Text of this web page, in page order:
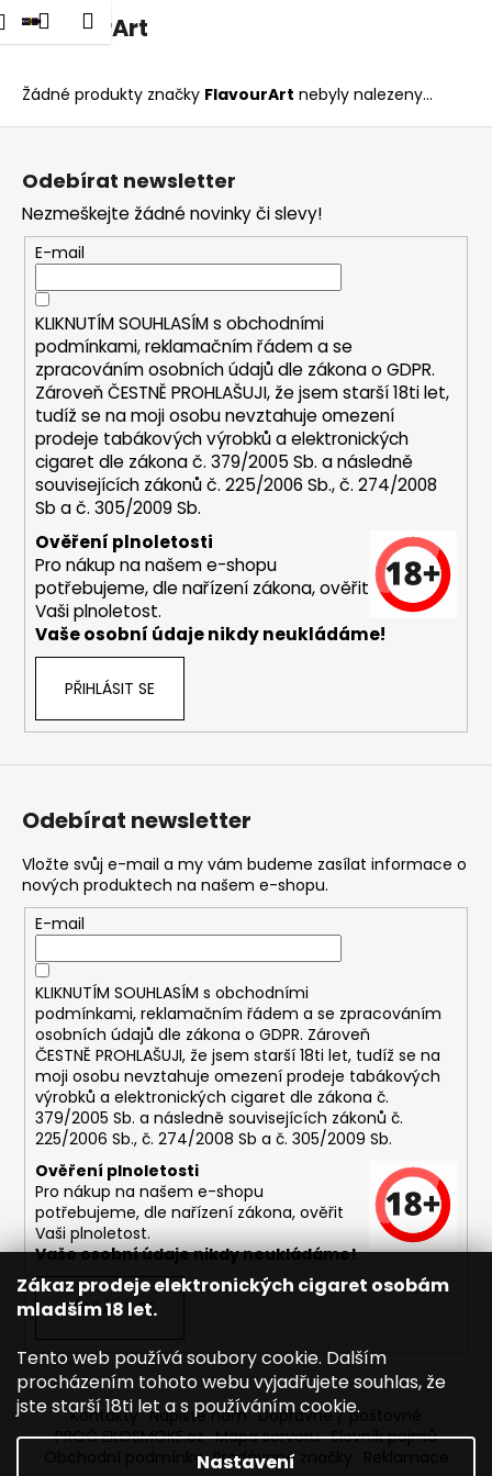
Zákaz prodeje elektronických cigaret osobám
mladším 18 let.
Tento web používá soubory cookie. Dalším
procházením tohoto webu vyjadřujete souhlas, že
jste starší 18ti let a s používáním cookie.
Nastavení
Přejít
na
Přihlášení
Nákupní
Menu
FlavourArt
Žádné produkty značky FlavourArt nebyly nalezeny...
K
o
k C
p
o
t
e
b
u
e
e
n
a
?
o
p
o
u
u
m
ASPIRE
BVC
ŽHAVÍCÍ
HLAVA
1,8OHM
43
Kč
Odebírat newsletter
Nezmeškejte žádné novinky či slevy!
E-mail
KLIKNUTÍM SOUHLASÍM s obchodními
podmínkami,reklamačním řádem a se
zpracováním osobních údajů dle zákona oGDPR.
Zároveň ČESTNĚ PROHLAŠUJI, že jsem starší 18ti let,
tudíž se na moji osobu nevztahuje omezení
prodeje tabákových výrobků a elektronických
cigaret dle zákona č. 379/2005 Sb. a následně
souvisejících zákonů č. 225/2006 Sb., č. 274/2008
Sb a č. 305/2009 Sb.
Ověření plnoletosti
Pro nákup na našem e-shopu
potřebujeme, dle nařízení zákona, ověřit
Vaši plnoletost.
Vaše osobní údaje nikdy neukládáme!
PŘIHLÁSIT SE
Odebírat newsletter
Vložte svůj e-mail a my vám budeme zasílat informace o
nových produktech na našem e-shopu.
E-mail
KLIKNUTÍM SOUHLASÍM s obchodními
podmínkami, reklamačním řádem a se zpracováním
osobních údajů dle zákona o GDPR. Zároveň
ČESTNĚ PROHLAŠUJI, že jsem starší 18ti let, tudíž se na
moji osobu nevztahuje omezení prodeje tabákových
výrobků a elektronických cigaret dle zákona č.
379/2005 Sb. a následně souvisejících zákonů č.
225/2006 Sb., č. 274/2008 Sb a č. 305/2009 Sb.
Ověření plnoletosti
Pro nákup na našem e-shopu
potřebujeme, dle nařízení zákona, ověřit
Vaši plnoletost.
Vaše osobní údaje nikdy neukládáme!
PŘIHLÁSIT SE
Kontakty Napište nám Dopravné / poštovné
PROČ EKOSMOKE.cz Mapa serveru Slovník pojmů
Obchodní podmínky Prodávané značky